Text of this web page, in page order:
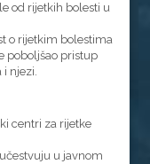
od rijetkih bolesti u
o rijetkim bolestima
poboljšao pristup
i njezi.
centri za rijetke
u javnom